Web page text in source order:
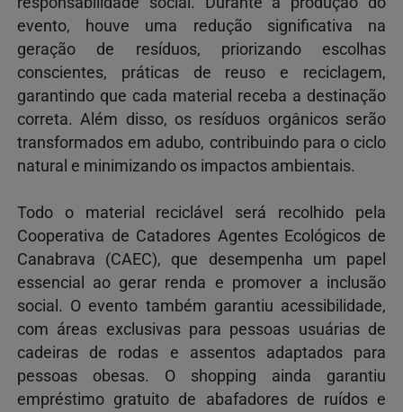
evento, houve uma redução significativa na
geração de resíduos, priorizando escolhas
conscientes, práticas de reuso e reciclagem,
garantindo que cada material receba a destinação
correta. Além disso, os resíduos orgânicos serão
transformados em adubo, contribuindo para o ciclo
natural e minimizando os impactos ambientais.
Todo o material reciclável será recolhido pela
Cooperativa de Catadores Agentes Ecológicos de
Canabrava (CAEC), que desempenha um papel
essencial ao gerar renda e promover a inclusão
social. O evento também garantiu acessibilidade,
com áreas exclusivas para pessoas usuárias de
cadeiras de rodas e assentos adaptados para
pessoas obesas. O shopping ainda garantiu
empréstimo gratuito de abafadores de ruídos e